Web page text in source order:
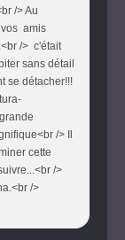
/> Au
amis
/> c'était
sans détail
se détacher!!!
/> Il
cette
/>
/>